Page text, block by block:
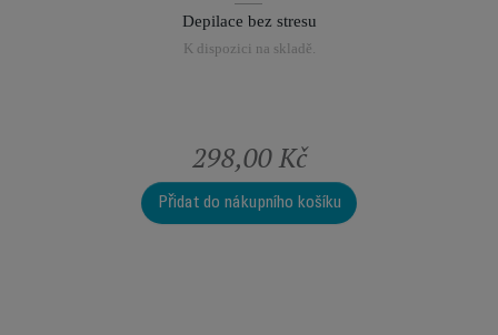
Depilace bez stresu
K dispozici na skladě.
298,00 Kč
Přidat do nákupního košíku